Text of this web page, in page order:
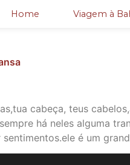
Home Viagem à
cabeça, teus
há neles alguma
é um